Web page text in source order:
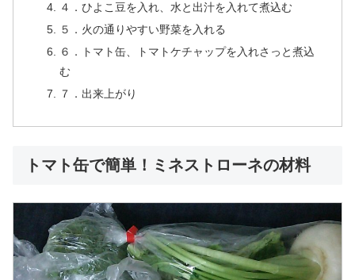
４．ひよこ豆を入れ、水と出汁を入れて煮込む
５．火の通りやすい野菜を入れる
６．トマト缶、トマトケチャップを入れさっと煮込
む
７．出来上がり
トマト缶で簡単！ミネストローネの材料